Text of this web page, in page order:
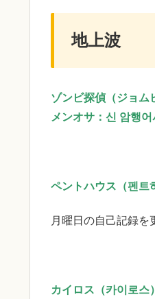
地上波
ゾンビ探偵（ジョム
メンオサ：신 암행어
ペントハウス（펜트
月曜日の自己記録を
カイロス（카이로스）